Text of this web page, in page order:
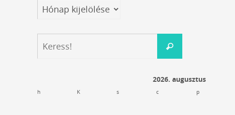
Archívum
Keress!
2026. augusztus
h K s c p